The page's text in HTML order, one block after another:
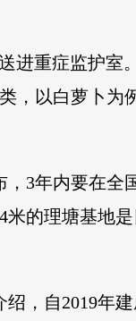
进重症监护室
，以白萝卜为
3年内要在全
的理塘基地
，自2019年